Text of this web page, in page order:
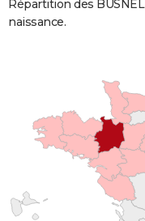
Répartition des
naissance.